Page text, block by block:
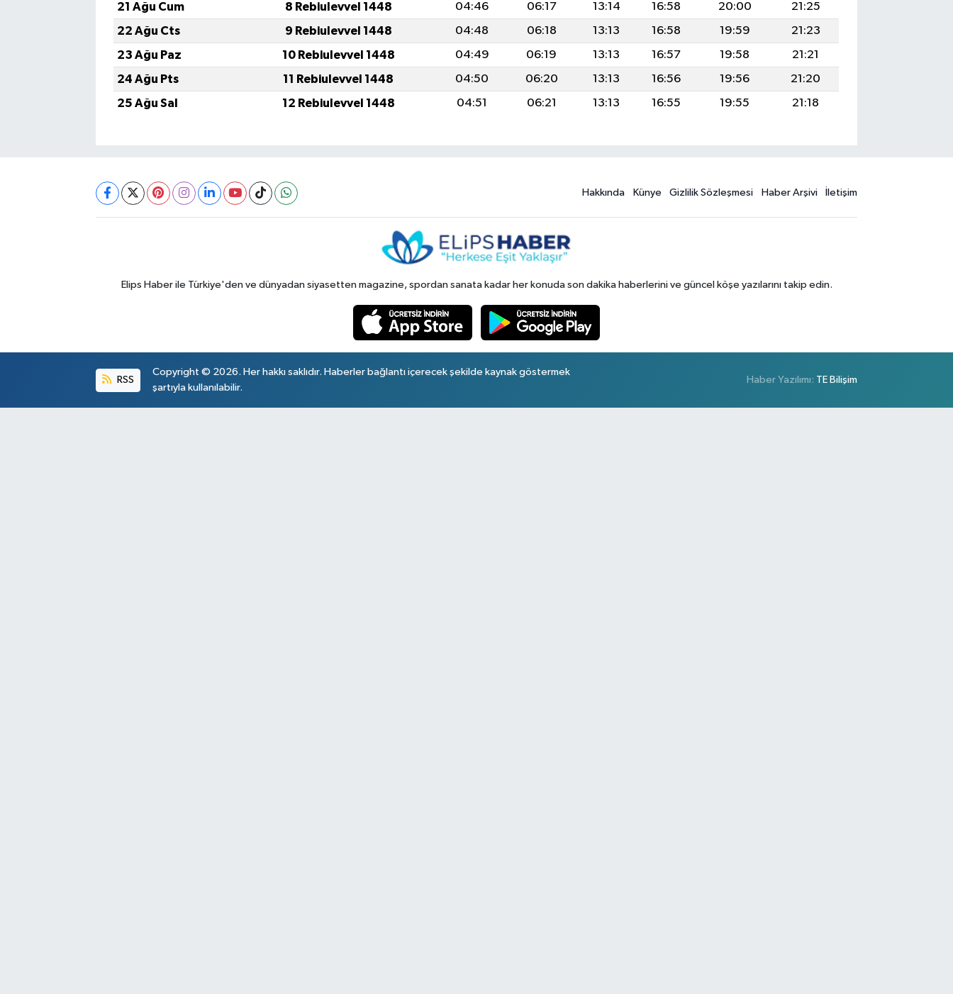
21 Ağu Cum
8 Rebiulevvel 1448 04:46 06:17 13:14 16:58 20:00
21:25
22 Ağu Cts
9 Rebiulevvel 1448 04:48 06:18 13:13 16:58 19:59
21:23
23 Ağu Paz
10 Rebiulevvel 1448 04:49 06:19 13:13 16:57 19:58
21:21
24 Ağu Pts
11 Rebiulevvel 1448 04:50 06:20 13:13 16:56 19:56
21:20
25 Ağu Sal
12 Rebiulevvel 1448 04:51 06:21 13:13 16:55 19:55 21:18
Hakkında Künye Gizlilik Sözleşmesi Haber Arşivi İletişim
Elips Haber ile Türkiye'den ve dünyadan siyasetten magazine, spordan sanata kadar her konuda son dakika haberlerini ve güncel köşe yazılarını takip edin.
RSS
Copyright © 2026. Her hakkı saklıdır. Haberler bağlantı içerecek şekilde kaynak göstermek
şartıyla kullanılabilir.
Haber Yazılımı: TE Bilişim